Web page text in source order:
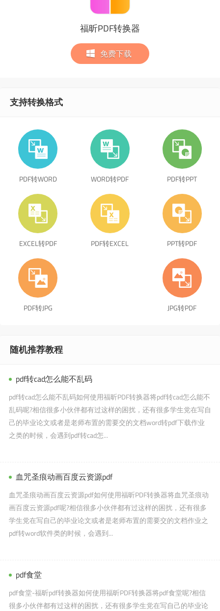
福昕PDF转换器
免费下载
支持转换格式
PDF转WORD WORD转PDF PDF转PPT
EXCEL转PDF PDF转EXCEL PPT转PDF
PDF转JPG JPG转PDF
随机推荐教程
pdf转cad怎么能不乱码
pdf转cad怎么能不乱码如何使用福昕PDF转换器将pdf转cad怎么能不
乱码呢?相信很多小伙伴都有过这样的困扰，还有很多学生党在写自
己的毕业论文或者是老师布置的需要交的文档word转pdf下载作业
之类的时候，会遇到pdf转cad怎...
血咒圣痕动画百度云资源pdf
血咒圣痕动画百度云资源pdf如何使用福昕PDF转换器将血咒圣痕动
画百度云资源pdf呢?相信很多小伙伴都有过这样的困扰，还有很多
学生党在写自己的毕业论文或者是老师布置的需要交的文档作业之
pdf转word软件类的时候，会遇到...
pdf食堂
pdf食堂-福昕pdf转换器如何使用福昕PDF转换器将pdf食堂呢?相信
很多小伙伴都有过这样的困扰，还有很多学生党在写自己的毕业论